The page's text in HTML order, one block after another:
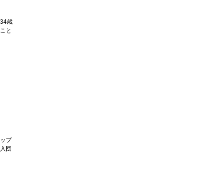
歳
と
プ
団